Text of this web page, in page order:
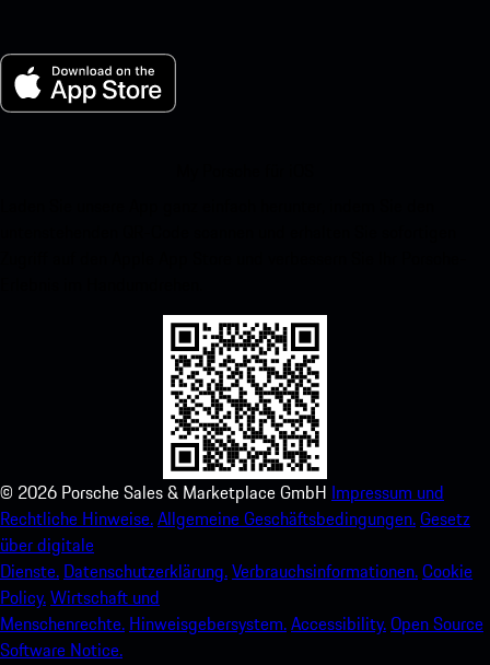
© 2026 Porsche Sales & Marketplace GmbH Impressum und
Rechtliche Hinweise.Allgemeine Geschäftsbedingungen.Gesetz
über digitale
Dienste. Datenschutzerklärung.Verbrauchsinformationen.Cookie
Policy.Wirtschaft und
Menschenrechte. Hinweisgebersystem.Accessibility.Open Source
Software Notice.